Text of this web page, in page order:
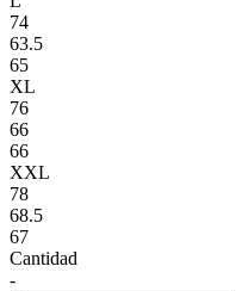
74
63.5
65
XL
76
66
66
XXL
78
68.5
67
Cantidad
-